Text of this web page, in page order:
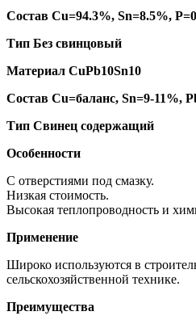
Состав Cu=94.3%, Sn=8.5%,
Тип Без свинцовый
Материал CuPb10Sn10
Состав Cu=баланс, Sn=9-11%,
Тип Свинец содержащий
Особенности
С отверстиями под смазку.
Низкая стоимость.
Высокая теплопроводность и
Применение
Широко используются в
сельскохозяйственной технике.
Преимущества